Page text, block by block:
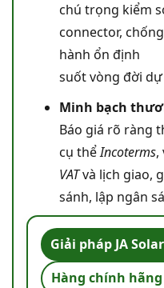
chú trọng kiểm
connector,
hành ổn định
suốt vòng đời dự
Minh bạch
Báo giá rõ ràng
cụ thểIncoterms,
VATvà lịch giao,
sánh, lập ngân
Giải pháp JA
Hàng chính hãng